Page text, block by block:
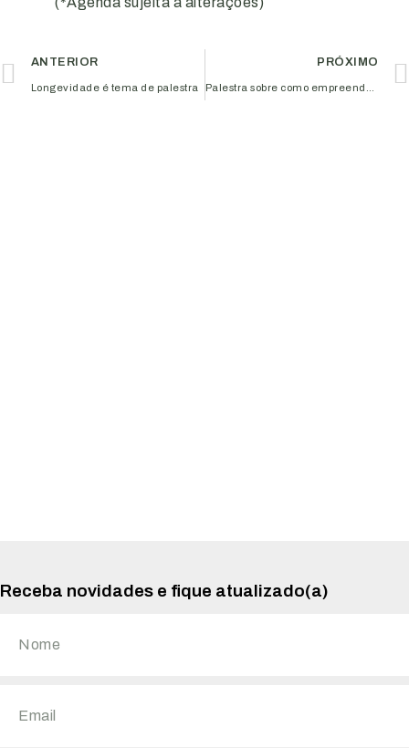
ANTERIOR
Longevidade é tema de palestra
PRÓXIMO
Receba novidades e fique atualizado(a)